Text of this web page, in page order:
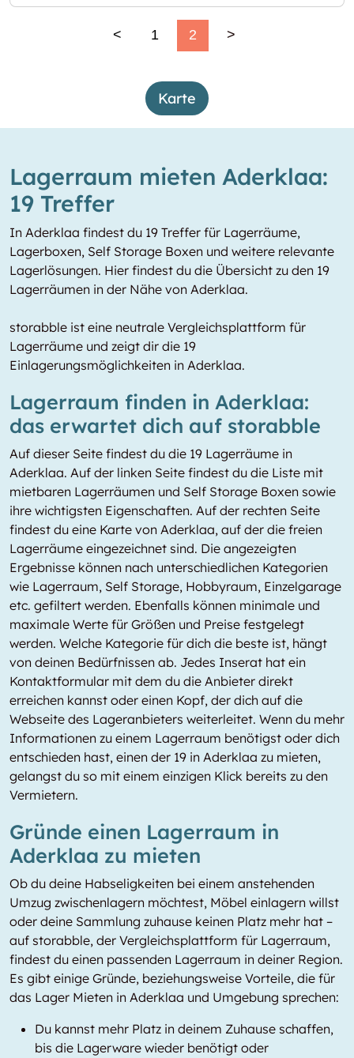
< 1 2 >
Karte
Lagerraum mieten Aderklaa:
19 Treffer
In Aderklaa findest du 19 Treffer für Lagerräume,
Lagerboxen, Self Storage Boxen und weitere relevante
Lagerlösungen. Hier findest du die Übersicht zu den 19
Lagerräumen in der Nähe von Aderklaa.
storabble ist eine neutrale Vergleichsplattform für
Lagerräume und zeigt dir die 19
Einlagerungsmöglichkeiten in Aderklaa.
Lagerraum finden in Aderklaa:
das erwartet dich auf storabble
Auf dieser Seite findest du die 19 Lagerräume in
Aderklaa. Auf der linken Seite findest du die Liste mit
mietbaren Lagerräumen und Self Storage Boxen sowie
ihre wichtigsten Eigenschaften. Auf der rechten Seite
findest du eine Karte von Aderklaa, auf der die freien
Lagerräume eingezeichnet sind. Die angezeigten
Ergebnisse können nach unterschiedlichen Kategorien
wie Lagerraum, Self Storage, Hobbyraum, Einzelgarage
etc. gefiltert werden. Ebenfalls können minimale und
maximale Werte für Größen und Preise festgelegt
werden. Welche Kategorie für dich die beste ist, hängt
von deinen Bedürfnissen ab. Jedes Inserat hat ein
Kontaktformular mit dem du die Anbieter direkt
erreichen kannst oder einen Kopf, der dich auf die
Webseite des Lageranbieters weiterleitet. Wenn du mehr
Informationen zu einem Lagerraum benötigst oder dich
entschieden hast, einen der 19 in Aderklaa zu mieten,
gelangst du so mit einem einzigen Klick bereits zu den
Vermietern.
Gründe einen Lagerraum in
Aderklaa zu mieten
Ob du deine Habseligkeiten bei einem anstehenden
Umzug zwischenlagern möchtest, Möbel einlagern willst
oder deine Sammlung zuhause keinen Platz mehr hat –
auf storabble, der Vergleichsplattform für Lagerraum,
findest du einen passenden Lagerraum in deiner Region.
Es gibt einige Gründe, beziehungsweise Vorteile, die für
das Lager Mieten in Aderklaa und Umgebung sprechen:
Du kannst mehr Platz in deinem Zuhause schaffen,
bis die Lagerware wieder benötigt oder